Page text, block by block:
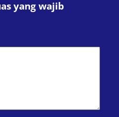
yang wajib